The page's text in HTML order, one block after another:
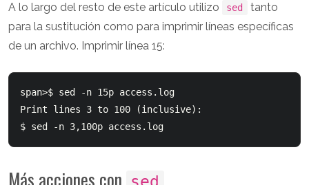
A lo largo del resto de este artículo utilizo sed
tanto
para la sustitución como para imprimir líneas específicas
de un archivo. Imprimir línea 15:
span>$ sed -n 15p access.log
Print lines 3 to 100 (inclusive):
Más acciones con